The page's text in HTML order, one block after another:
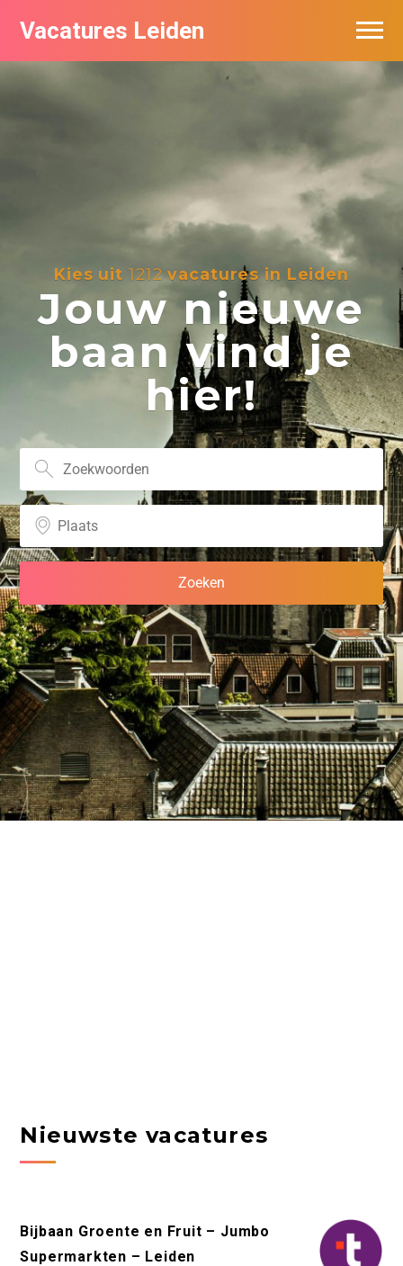
Vacatures Leiden
Kies uit 1212vacatures in Leiden
Jouw nieuwe
baan vind je
hier!
Nieuwste vacatures
Bijbaan Groente en Fruit – Jumbo
Supermarkten – Leiden
Vacatures per bedrijf